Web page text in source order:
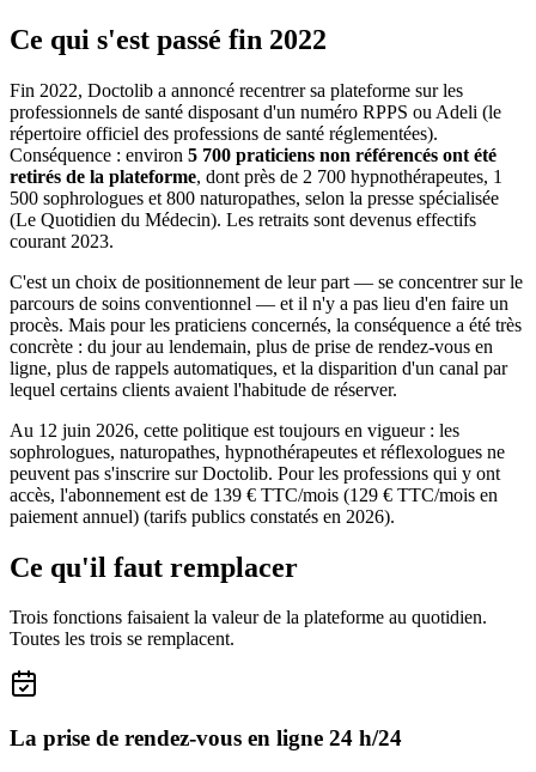
Ce qui s'est passé fin 2022
Fin 2022, Doctolib a annoncé recentrer sa plateforme sur les
professionnels de santé disposant d'un numéro RPPS ou Adeli (le
répertoire officiel des professions de santé réglementées).
Conséquence : environ 5 700 praticiens non référencés ont été
retirés de la plateforme, dont près de 2 700 hypnothérapeutes, 1
500 sophrologues et 800 naturopathes, selon la presse spécialisée
(Le Quotidien du Médecin). Les retraits sont devenus effectifs
courant 2023.
C'est un choix de positionnement de leur part — se concentrer sur le
parcours de soins conventionnel — et il n'y a pas lieu d'en faire un
procès. Mais pour les praticiens concernés, la conséquence a été très
concrète : du jour au lendemain, plus de prise de rendez-vous en
ligne, plus de rappels automatiques, et la disparition d'un canal par
lequel certains clients avaient l'habitude de réserver.
Au 12 juin 2026, cette politique est toujours en vigueur : les
sophrologues, naturopathes, hypnothérapeutes et réflexologues ne
peuvent pas s'inscrire sur Doctolib. Pour les professions qui y ont
accès, l'abonnement est de 139 € TTC/mois (129 € TTC/mois en
paiement annuel) (tarifs publics constatés en 2026).
Ce qu'il faut remplacer
Trois fonctions faisaient la valeur de la plateforme au quotidien.
Toutes les trois se remplacent.
La prise de rendez-vous en ligne 24 h/24